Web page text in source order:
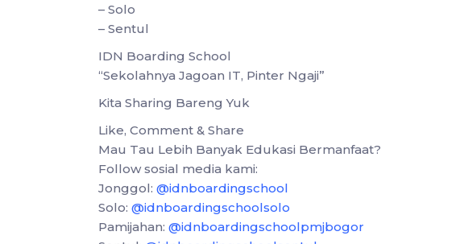
– Solo
– Sentul
IDN Boarding School
“Sekolahnya Jagoan IT, Pinter Ngaji”
Kita Sharing Bareng Yuk
Like, Comment & Share
Mau Tau Lebih Banyak Edukasi Bermanfaat?
Follow sosial media kami:
Jonggol: @idnboardingschool
Solo: @idnboardingschoolsolo
Pamijahan: @idnboardingschoolpmjbogor